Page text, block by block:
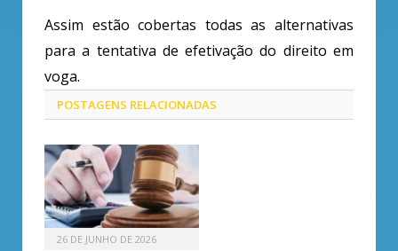
Assim estão cobertas todas as alternativas
para a tentativa de efetivação do direito em
voga.
POSTAGENS RELACIONADAS
26 DE JUNHO DE 2026